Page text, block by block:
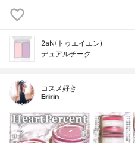
2aN(トゥエイエン)
デュアルチーク
コスメ好き
Eririn